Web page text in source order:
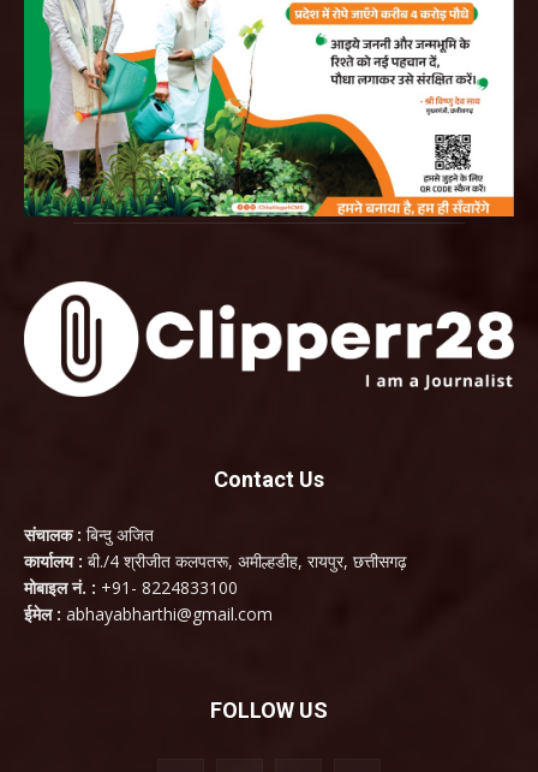
Contact Us
संचालक : बिन्दु अजित
कार्यालय : बी./4 श्रीजीत कलपतरू, अमील्हडीह, रायपुर, छत्तीसगढ़
मोबाइल नं. : +91- 8224833100
ईमेल : abhayabharthi@gmail.com
FOLLOW US